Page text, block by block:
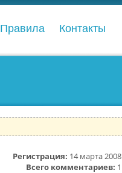
Правила Контакты
Регистрация: 14 марта 2008
Всего комментариев: 1